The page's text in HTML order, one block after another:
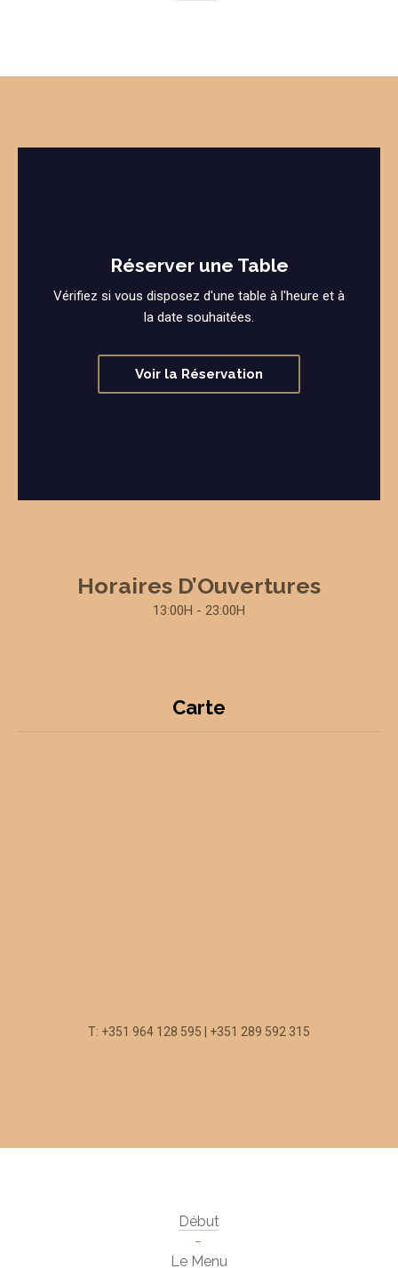
Réserver une Table
Vérifiez si vous disposez d'une table à l'heure et à
la date souhaitées.
Voir la Réservation
Horaires D’Ouvertures
13:00H - 23:00H
Carte
T: +351 964 128 595 | +351 289 592 315
Début
Le Menu